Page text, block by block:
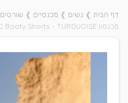
דף הבית ❱ נשים ❱ מכנסיים ❱ שורטים
מכנסון GOA MAGIC Booty Shorts - TURQUOISE